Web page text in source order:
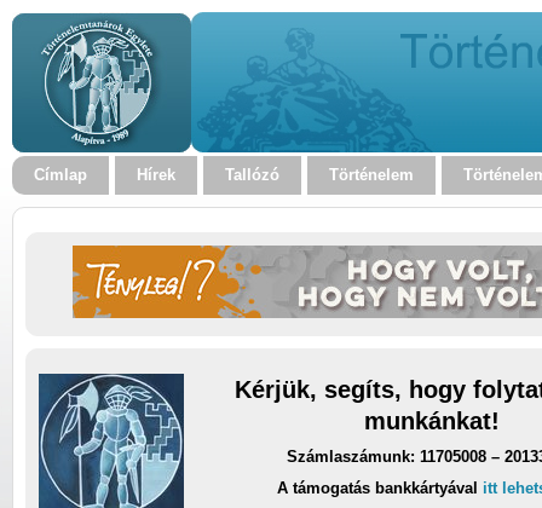
Címlap Hírek Tallózó Történelem
Kérjük, segíts, hogy
munkánkat!
Számlaszámunk: 11705008 –
A támogatás bankkártyával itt